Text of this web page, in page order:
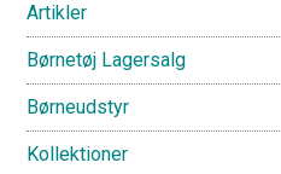
Artikler
Børnetøj Lagersalg
Børneudstyr
Kollektioner